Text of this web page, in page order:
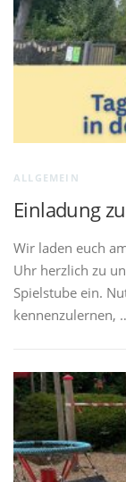
ALLGEMEIN
Einladung
Wir laden euch
Uhr herzlich zu
Spielstube ein.
kennenzulernen,